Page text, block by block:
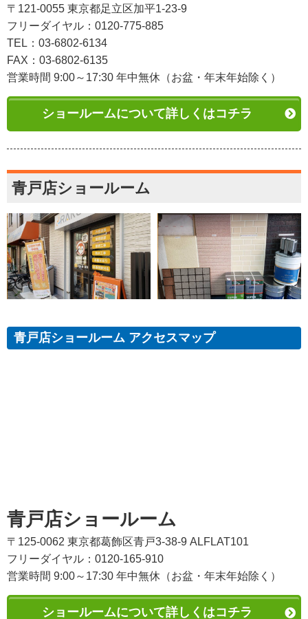
〒121-0055 東京都足立区加平1-23-9
フリーダイヤル：0120-775-885
TEL：03-6802-6134
FAX：03-6802-6135
営業時間 9:00～17:30 年中無休（お盆・年末年始除く）
ショールームについて詳しくはコチラ
青戸店ショールーム
青戸店ショールーム アクセスマップ
青戸店ショールーム
〒125-0062 東京都葛飾区青戸3-38-9 ALFLAT101
フリーダイヤル：0120-165-910
営業時間 9:00～17:30 年中無休（お盆・年末年始除く）
ショールームについて詳しくはコチラ